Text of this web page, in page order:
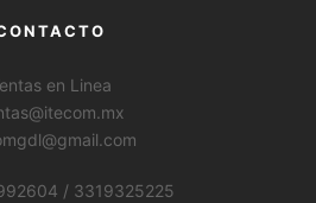
en Linea
/ 3319325225